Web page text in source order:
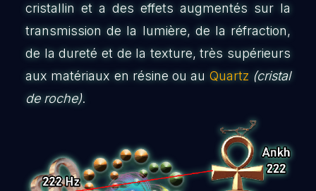
cristallin et a des effets augmentés sur la
transmission de la lumière, de la réfraction,
de la dureté et de la texture, très supérieurs
aux matériaux en résine ou au Quartz (cristal
de roche).